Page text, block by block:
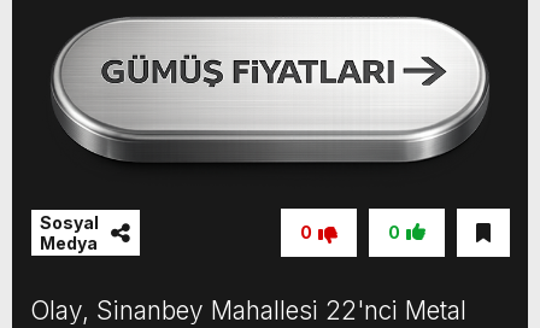
Sosyal
Medya
0
0
Olay, Sinanbey Mahallesi 22'nci Metal